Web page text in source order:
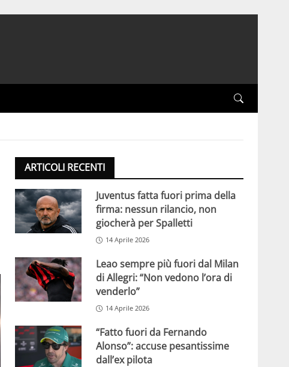
ARTICOLI RECENTI
Juventus fatta fuori prima della
firma: nessun rilancio, non
giocherà per Spalletti
14 Aprile 2026
Leao sempre più fuori dal Milan
di Allegri: “Non vedono l’ora di
venderlo”
14 Aprile 2026
“Fatto fuori da Fernando
Alonso”: accuse pesantissime
dall’ex pilota